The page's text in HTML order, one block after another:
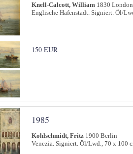
Knell-Calcott, William 1830
Englische Hafenstadt. Signiert. Öl/
150 EUR
1985
Kohlschmidt, Fritz 1900 Berlin
Venezia. Signiert. Öl/Lwd., 70 x 100